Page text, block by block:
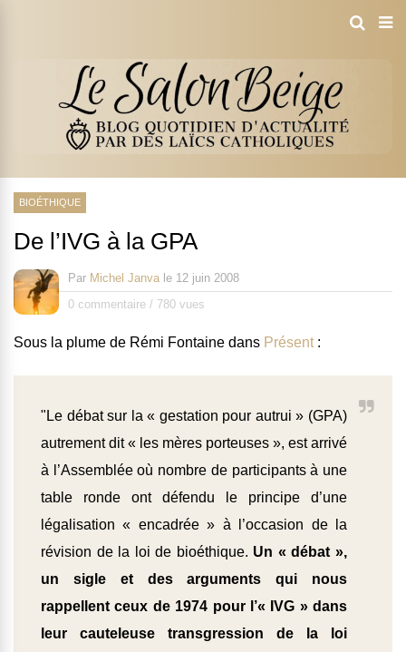
BIOÉTHIQUE
De l’IVG à la GPA
Par Michel Janva le 12 juin 2008
0 commentaire / 780 vues
Sous la plume de Rémi Fontaine dans Présent:
"Le débat sur la « gestation pour autrui » (GPA)
autrement dit « les mères porteuses », est arrivé
à l’Assemblée où nombre de participants à une
table ronde ont défendu le principe d’une
légalisation « encadrée » à l’occasion de la
révision de la loi de bioéthique. Un « débat »,
un sigle et des arguments qui nous
rappellent ceux de 1974 pour l’« IVG » dans
leur cauteleuse transgression de la loi